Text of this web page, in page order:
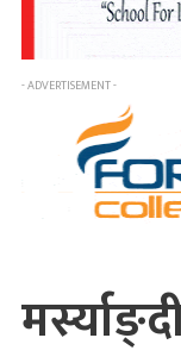
- ADVERTISEMENT -